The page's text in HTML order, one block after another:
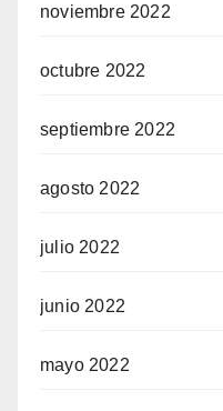
noviembre 2022
octubre 2022
septiembre 2022
agosto 2022
julio 2022
junio 2022
mayo 2022